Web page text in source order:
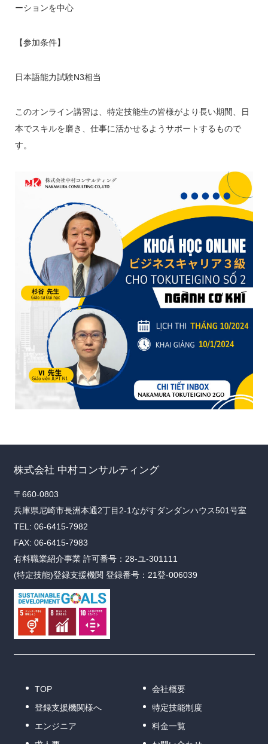
ーションを中心
【参加条件】
日本語能力試験N3相当
このオンライン講習は、特定技能生の皆様がより長い期間、日
本でスキルを磨き、仕事に活かせるようサポートするもので
す。
株式会社 中村コンサルティング
〒660-0803
兵庫県尼崎市長洲本通2丁目2-1ながすダンダンハウス501号室
TEL: 06-6415-7982
FAX: 06-6415-7983
有料職業紹介事業 許可番号：28-ユ-301111
(特定技能)登録支援機関 登録番号：21登-006039
TOP 会社概要
登録支援機関様へ 特定技能制度
エンジニア 料金一覧